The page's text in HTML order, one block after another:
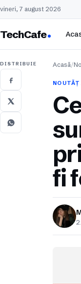
vineri, 7 august 2026
TechCafe
DISTRIBUIE Acasă/
fi